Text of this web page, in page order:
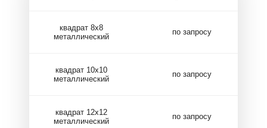
квадрат 8х8
металлический
по запросу
квадрат 10х10
металлический
по запросу
квадрат 12х12
металлический
по запросу